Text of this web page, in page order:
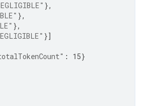
},
},
},
}]
: 15}